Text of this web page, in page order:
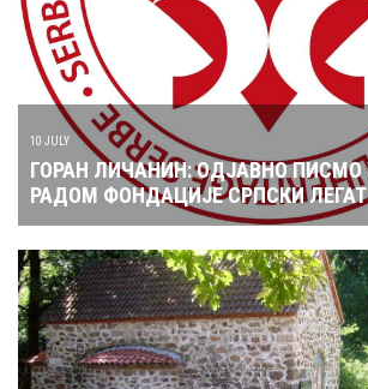
ГОРАН ЛИЧАНИН: ОДЈАВНО ПИСМО
РАДОМ ФОНДАЦИЈЕ СРПСКИ ЛЕГАТ